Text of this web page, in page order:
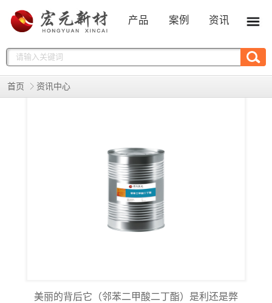
产品 案例 资讯
首页 资讯中心
美丽的背后它（邻苯二甲酸二丁酯）是利还是弊